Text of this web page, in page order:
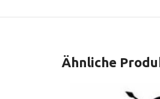
Ähnliche